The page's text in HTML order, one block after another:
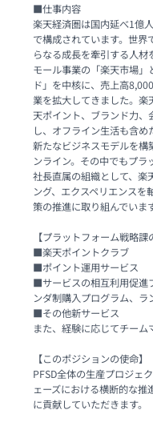
■仕事内容
楽天経済圏は国内延べ1億
で構成されています。世界
らなる成長を牽引する人
モール事業の「楽天市場
ド」を中核に、売上高
業を拡大してきました。楽
天ポイント、ブランド力、
し、オフライン生活も含
新たなビジネスモデルを構
ンライン。その中でもプ
社長直属の組織として、楽
ング、エクスペリエンス
策の推進に取り組んでいま
【プラットフォーム戦略課
■楽天ポイントクラブ
■ポイント運用サービス
■サービスの相互利用促進
ンダ制購入プログラム、ラ
■その他新サービス
また、経験に応じてチーム
【このポジションの使命】
PFSD全体の生産プロジェ
ェーズにおける横断的な
に貢献していただきます。